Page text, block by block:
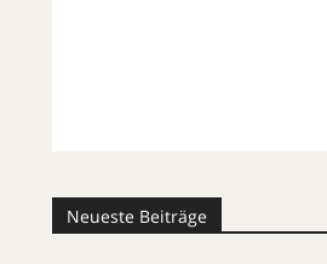
Neueste Beiträge